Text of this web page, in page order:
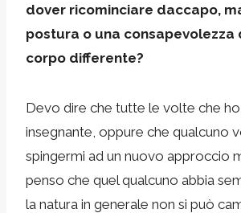
dover ricominciare daccapo,
postura o una consapevolezza
corpo differente?
Devo dire che tutte le volte che
insegnante, oppure che qualcuno
spingermi ad un nuovo approccio
penso che quel qualcuno abbia
la natura in generale non si può